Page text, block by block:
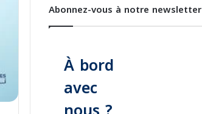
Abonnez-vous à notre newsletter
À bord
avec